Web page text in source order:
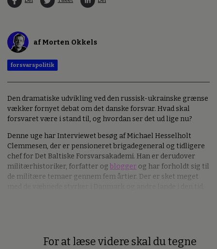
af Morten Okkels
forsvarspolitik
Den dramatiske udvikling ved den russisk-ukrainske grænse
vækker fornyet debat om det danske forsvar. Hvad skal
forsvaret være i stand til, og hvordan ser det ud lige nu?
Denne uge har Interviewet besøg af Michael Hesselholt
Clemmesen, der er pensioneret brigadegeneral og tidligere
chef for Det Baltiske Forsvarsakademi. Han er derudover
militærhistoriker, forfatter og blogger og har forholdt sig til
de militære temaer gennem fem årtier. Der er sket meget
For at læse videre skal du tegne